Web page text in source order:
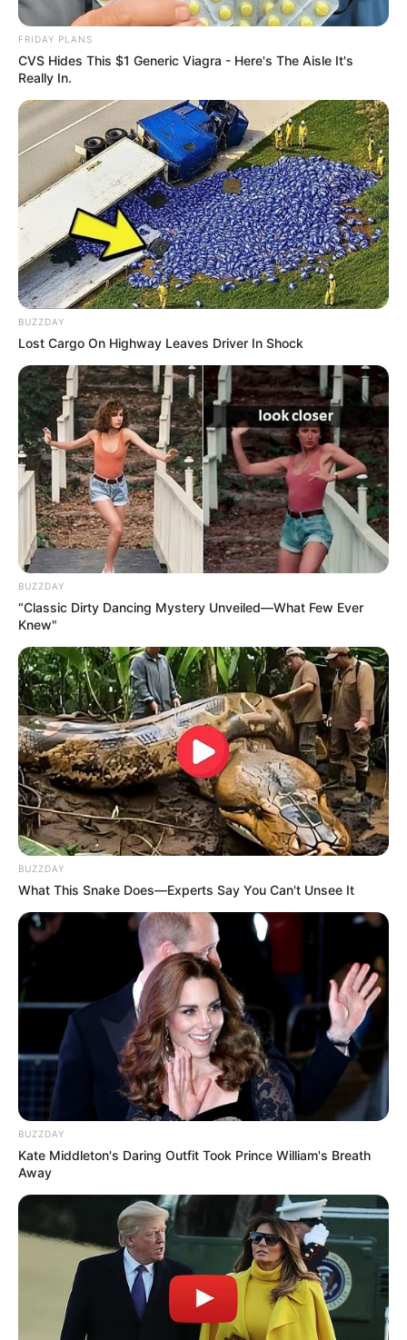
FRIDAY PLANS
CVS Hides This $1 Generic Viagra - Here's The Aisle It's
Really In.
BUZZDAY
Lost Cargo On Highway Leaves Driver In Shock
BUZZDAY
“Classic Dirty Dancing Mystery Unveiled—What Few Ever
Knew"
BUZZDAY
What This Snake Does—Experts Say You Can't Unsee It
BUZZDAY
Kate Middleton's Daring Outfit Took Prince William's Breath
Away